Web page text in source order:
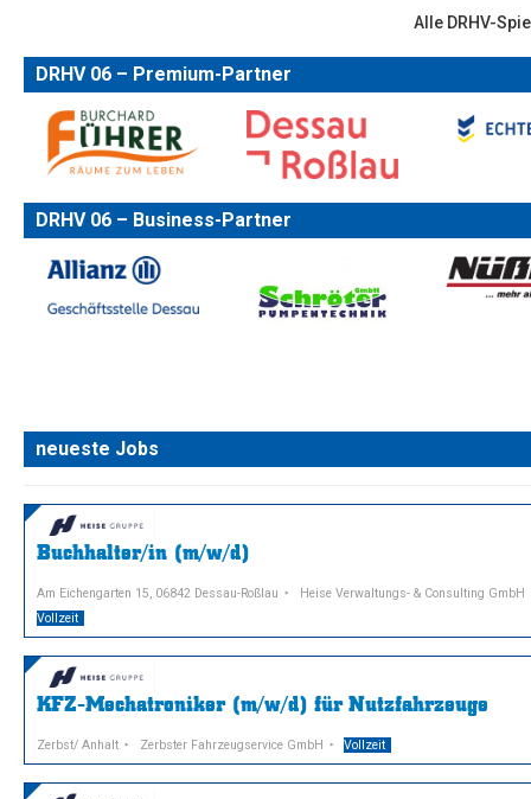
Alle DRHV-
DRHV 06 – Premium-Partner
DRHV 06 – Business-Partner
neueste Jobs
Buchhalter/in (m/w/d)
Am Eichengarten 15, 06842 Dessau-Roßlau
Heise Verwaltungs- & Consulting GmbH
Vollzeit
KFZ-Mechatroniker (m/w/d) für Nutzfahrzeuge
Zerbst/ Anhalt Zerbster Fahrzeugservice GmbH Vollzeit